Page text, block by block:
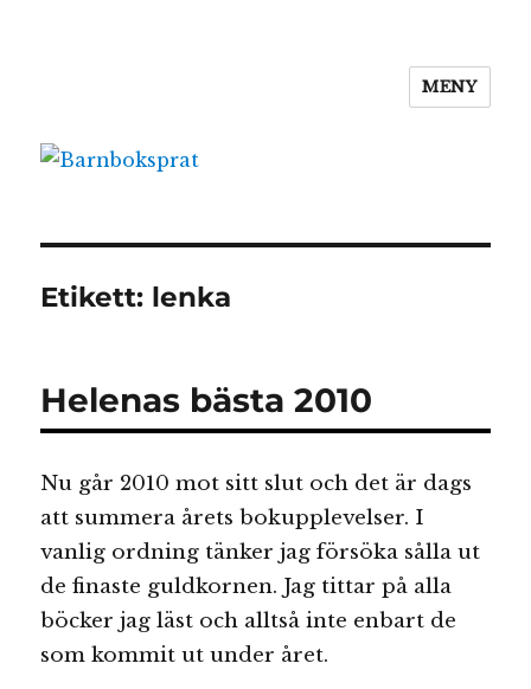
MENY
Etikett: lenka
Helenas bästa 2010
Nu går 2010 mot sitt slut och det är dags
att summera årets bokupplevelser. I
vanlig ordning tänker jag försöka sålla ut
de finaste guldkornen. Jag tittar på alla
böcker jag läst och alltså inte enbart de
som kommit ut under året.